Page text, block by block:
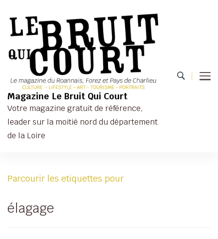
Magazine Le Bruit Qui Court
Votre magazine gratuit de référence,
leader sur la moitié nord du département
de la Loire
Parcourir les etiquettes pour
élagage